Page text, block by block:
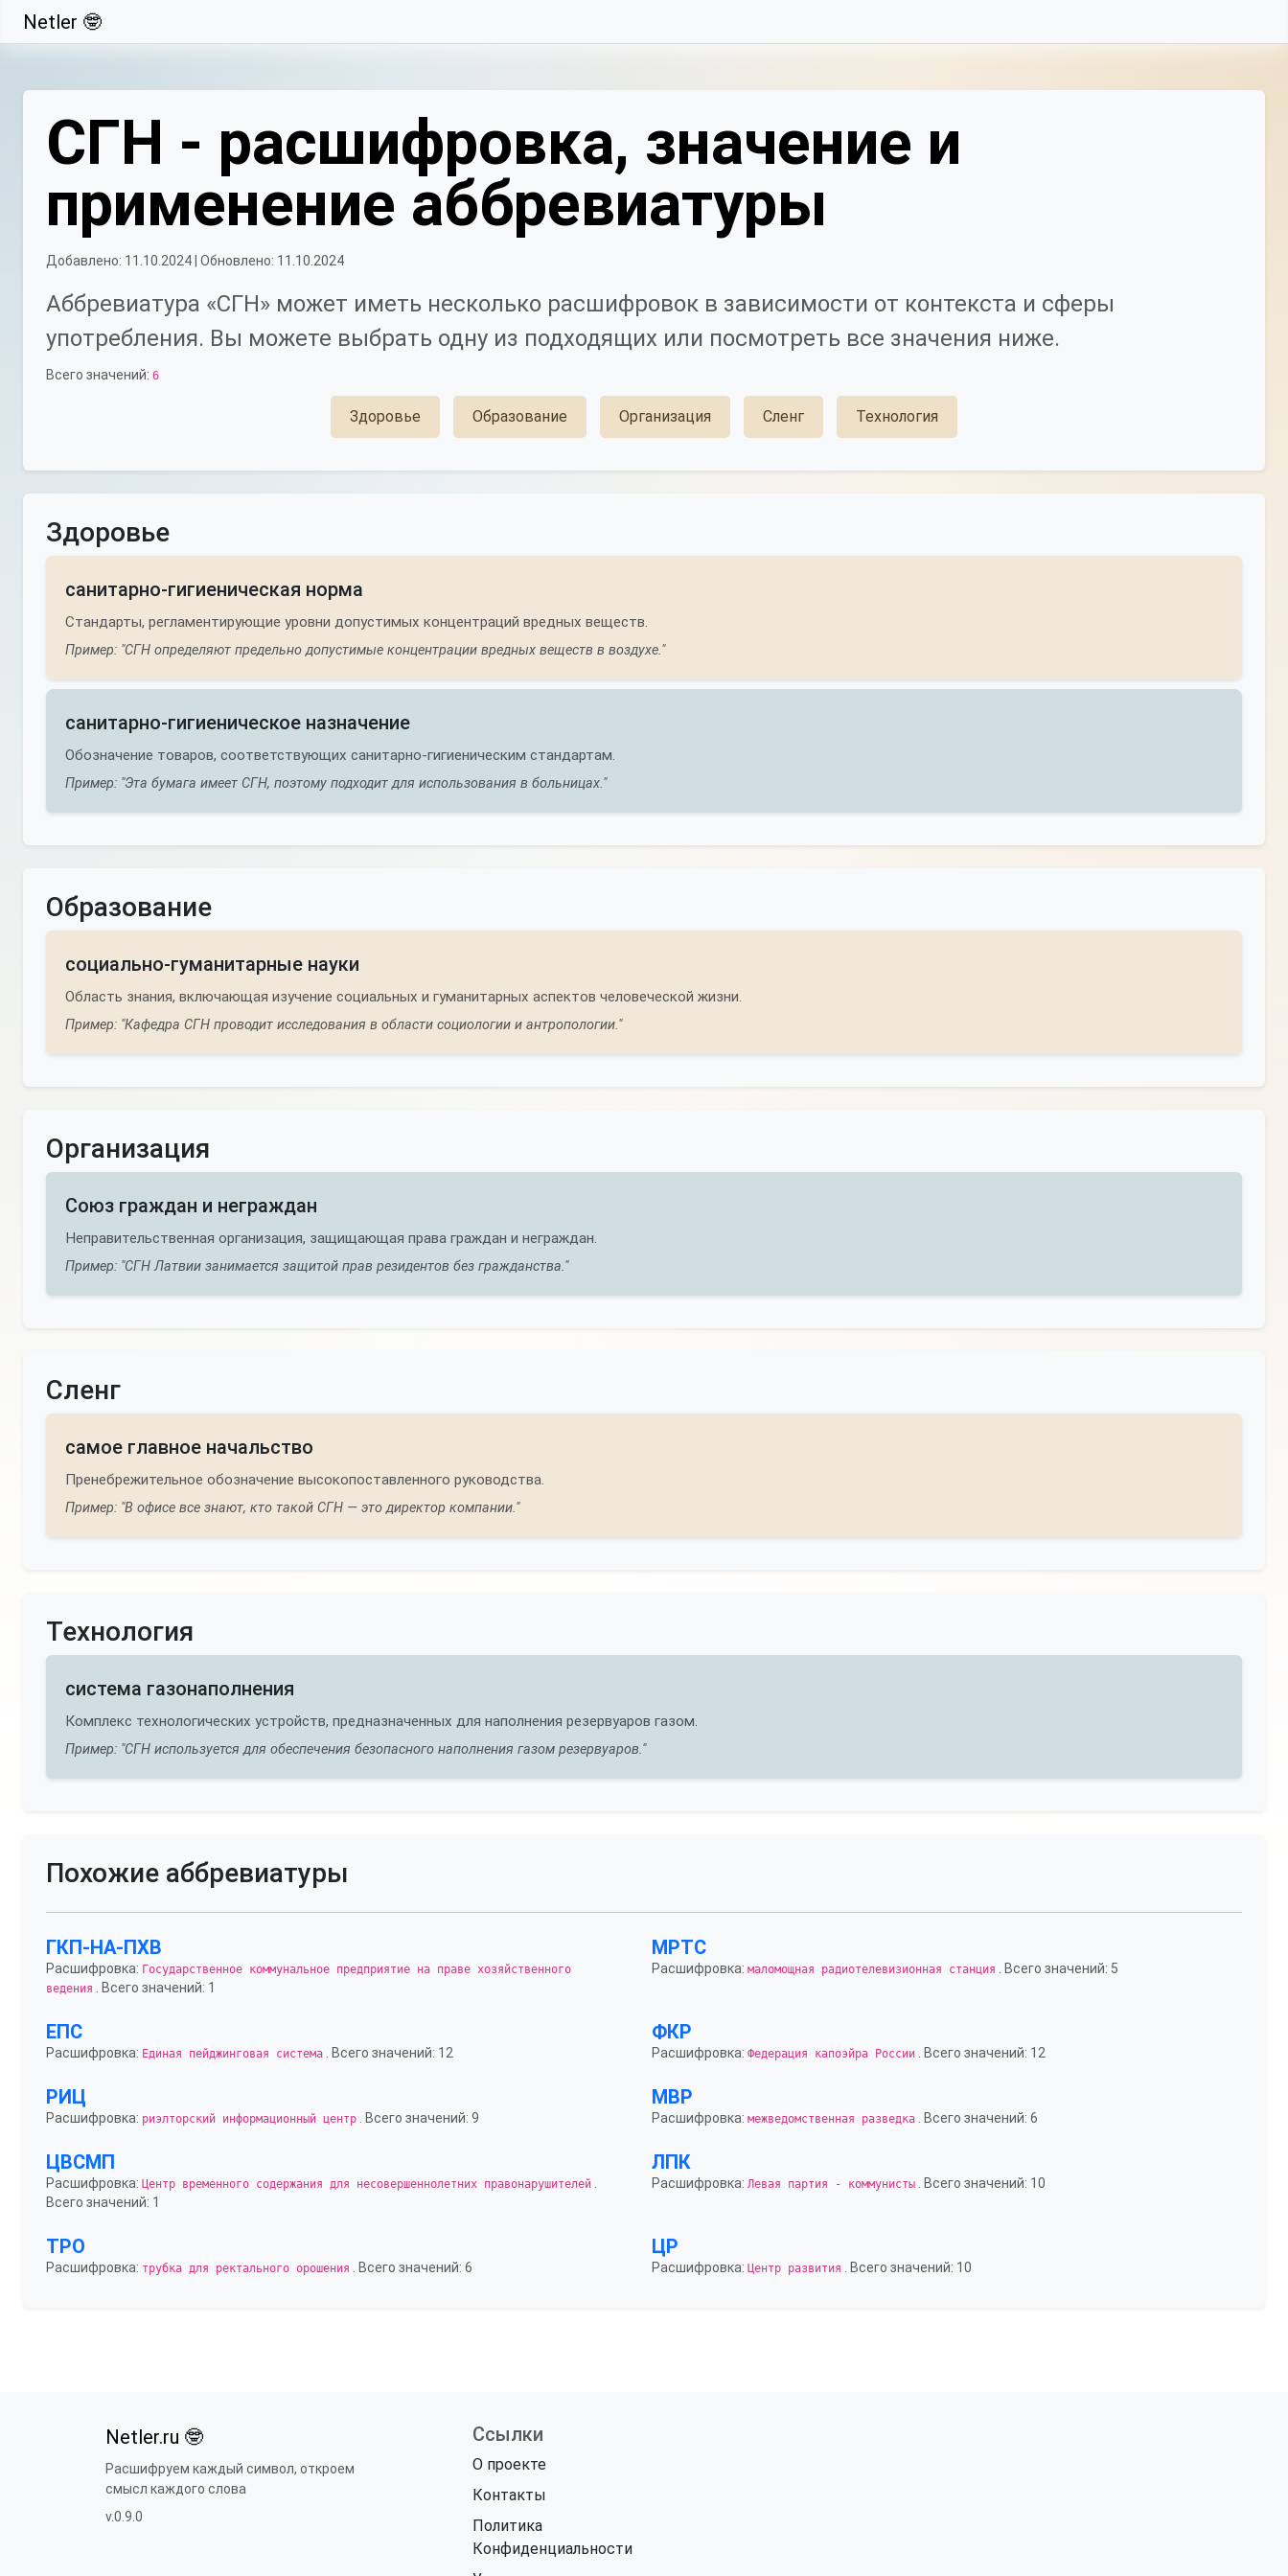
Свернуть
Netler 🤓
СГН - расшифровка, значение и
применение аббревиатуры
Добавлено: 11.10.2024 | Обновлено: 11.10.2024
Аббревиатура «СГН» может иметь несколько расшифровок в зависимости от контекста и сферы
употребления. Вы можете выбрать одну из подходящих или посмотреть все значения ниже.
Всего значений: 6
Здоровье Образование Организация Сленг Технология
Здоровье
санитарно-гигиеническая норма
Стандарты, регламентирующие уровни допустимых концентраций вредных веществ.
Пример: "СГН определяют предельно допустимые концентрации вредных веществ в воздухе."
санитарно-гигиеническое назначение
Обозначение товаров, соответствующих санитарно-гигиеническим стандартам.
Пример: "Эта бумага имеет СГН, поэтому подходит для использования в больницах."
Образование
социально-гуманитарные науки
Область знания, включающая изучение социальных и гуманитарных аспектов человеческой жизни.
Пример: "Кафедра СГН проводит исследования в области социологии и антропологии."
Организация
Союз граждан и неграждан
Неправительственная организация, защищающая права граждан и неграждан.
Пример: "СГН Латвии занимается защитой прав резидентов без гражданства."
Сленг
самое главное начальство
Пренебрежительное обозначение высокопоставленного руководства.
Пример: "В офисе все знают, кто такой СГН — это директор компании."
Технология
система газонаполнения
Комплекс технологических устройств, предназначенных для наполнения резервуаров газом.
Пример: "СГН используется для обеспечения безопасного наполнения газом резервуаров."
Похожие аббревиатуры
ГКП-НА-ПХВ
Расшифровка: Государственное коммунальное предприятие на праве хозяйственного
ведения
. Всего значений: 1
МРТС
Расшифровка: маломощная радиотелевизионная станция . Всего значений: 5
ЕПС
Расшифровка: Единая пейджинговая система . Всего значений: 12
ФКР
Расшифровка: Федерация капоэйра России . Всего значений: 12
РИЦ
Расшифровка: риэлторский информационный центр . Всего значений: 9
МВР
Расшифровка: межведомственная разведка . Всего значений: 6
ЦВСМП
Расшифровка: Центр временного содержания для несовершеннолетних правонарушителей
Всего значений: 1
ЛПК
Расшифровка: Левая партия - коммунисты . Всего значений: 10
ТРО
Расшифровка: трубка для ректального орошения . Всего значений: 6
ЦР
Расшифровка: Центр развития . Всего значений: 10
Netler.ru 🤓
Расшифруем каждый символ, откроем
смысл каждого слова
v.0.9.0
Ссылки
О проекте
Контакты
Политика
Конфиденциальности